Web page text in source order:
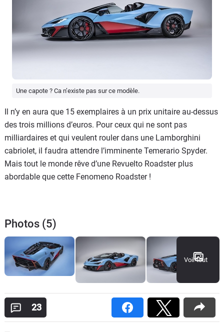
Une capote ? Ca n’existe pas sur ce modèle.
Il n’y en aura que 15 exemplaires à un prix unitaire au-dessus
des trois millions d’euros. Pour ceux qui ne sont pas
milliardaires et qui veulent rouler dans une Lamborghini
cabriolet, il faudra attendre l’imminente Temerario Spyder.
Mais tout le monde rêve d’une Revuelto Roadster plus
abordable que cette Fenomeno Roadster !
Photos (5)
Voir tout
23